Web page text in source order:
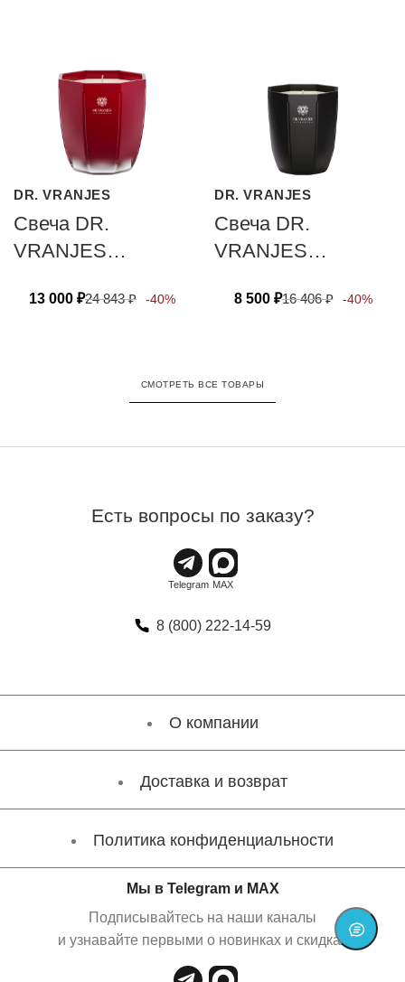
DR. VRANJES
Свеча DR.
VRANJES
MELOGRANO 200
13 000 ₽24 843₽ -40%
DR. VRANJES
Свеча DR.
VRANJES
80 гр
8 500 ₽16 406₽ -40%
СМОТРЕТЬ ВСЕ ТОВАРЫ
Есть вопросы по заказу?
8 (800) 222-14-59
О компании
Доставка и возврат
Политика конфиденциальности
Мы в Telegram и MAX
Подписывайтесь на наши каналы
и узнавайте первыми о новинках и скидках